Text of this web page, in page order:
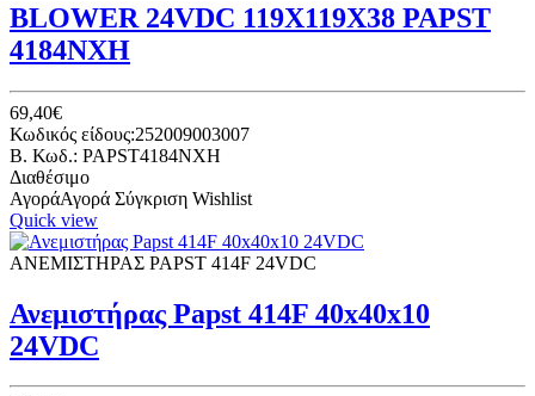
BLOWER 24VDC 119Χ119Χ38 PAPST
4184ΝΧΗ
69,40€
Κωδικός είδους:252009003007
B. Κωδ.: PAPST4184NXH
Διαθέσιμο
ΑγοράΑγορά Σύγκριση Wishlist
Quick view
ΑΝΕΜΙΣΤΗΡΑΣ PAPST 414F 24VDC
Ανεμιστήρας Papst 414F 40x40x10
24VDC